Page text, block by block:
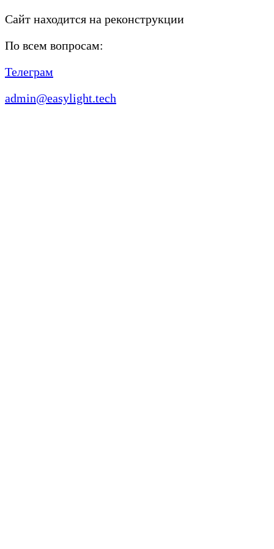
Сайт находится на реконструкции
По всем вопросам:
Телеграм
admin@easylight.tech